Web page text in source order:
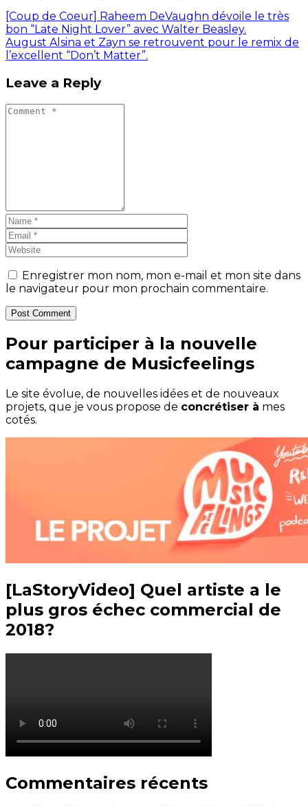
[Coup de Coeur] Raheem DeVaughn dévoile le très
bon “Late Night Lover” avec Walter Beasley.
August Alsina et Zayn se retrouvent pour le remix de
l’excellent “Don’t Matter”.
Leave a Reply
Enregistrer mon nom, mon e-mail et mon site dans
le navigateur pour mon prochain commentaire.
Post Comment
Pour participer à la nouvelle
campagne de Musicfeelings
Le site évolue, de nouvelles idées et de nouveaux
projets, que je vous propose de concrétiser à mes
cotés.
[LaStoryVideo] Quel artiste a le
plus gros échec commercial de
2018?
Commentaires récents